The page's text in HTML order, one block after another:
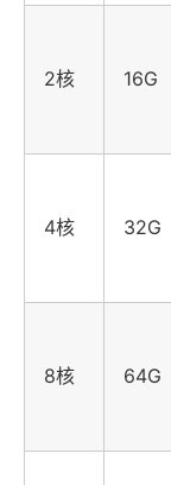
2核 16G
4核 32G
8核 64G